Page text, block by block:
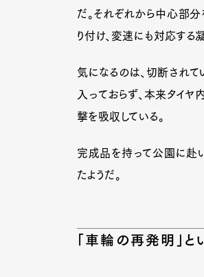
だ。それぞれから中心部
り付け、変速にも対応する
気になるのは、切断され
入っておらず、本来タイ
撃を吸収している。
完成品を持って公園に赴
たようだ。
「車輪の再発明」